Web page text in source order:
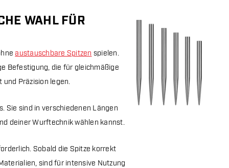
WAHL FÜR
austauschbare Spitzen spielen.
Befestigung, die für gleichmäßige
Präzision legen.
Sie sind in verschiedenen Längen
deiner Wurftechnik wählen kannst.
Sobald die Spitze korrekt
sind für intensive Nutzung